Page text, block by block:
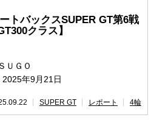
トバックスSUPER GT第6戦
クラス】
ＵＧＯ
年9月21日
SUPER GT レポート 4輪